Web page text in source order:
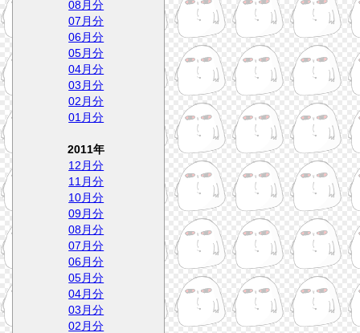
08月分
07月分
06月分
05月分
04月分
03月分
02月分
01月分
2011年
12月分
11月分
10月分
09月分
08月分
07月分
06月分
05月分
04月分
03月分
02月分